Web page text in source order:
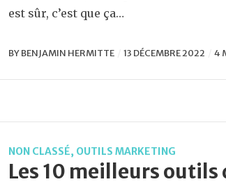
est sûr, c’est que ça…
BYBENJAMIN HERMITTE 13 DÉCEMBRE 2022 4
NON CLASSÉ, OUTILS MARKETING
Les 10 meilleurs outils